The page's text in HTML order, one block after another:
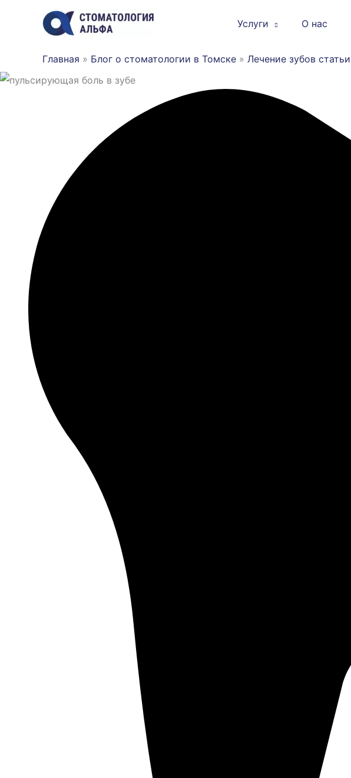
Услуги О нас
Главная » Блог о стоматологии в Томске » Лечение зубов статьи